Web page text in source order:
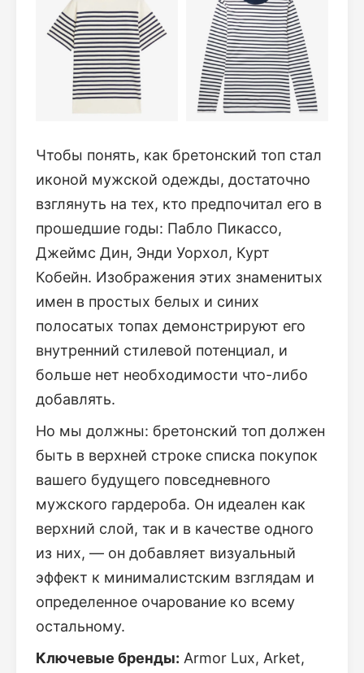
Чтобы понять, как бретонский топ стал
иконой мужской одежды, достаточно
взглянуть на тех, кто предпочитал его в
прошедшие годы: Пабло Пикассо,
Джеймс Дин, Энди Уорхол, Курт
Кобейн. Изображения этих знаменитых
имен в простых белых и синих
полосатых топах демонстрируют его
внутренний стилевой потенциал, и
больше нет необходимости что-либо
добавлять.
Но мы должны: бретонский топ должен
быть в верхней строке списка покупок
вашего будущего повседневного
мужского гардероба. Он идеален как
верхний слой, так и в качестве одного
из них, — он добавляет визуальный
эффект к минималистским взглядам и
определенное очарование ко всему
остальному.
Ключевые бренды: Armor Lux, Arket,